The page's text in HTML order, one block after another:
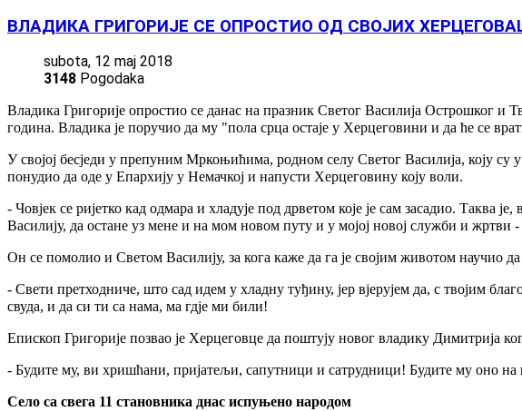
ВЛАДИКА ГРИГОРИЈЕ СЕ ОПРОСТИО ОД СВОЈИХ
subota, 12 maj 2018
3148 Pogodaka
Владика Григорије опростио се данас на празник Светог Василија Острошког и
година. Владика је поручио да му "пола срца остаје у Херцеговини и да ће се
У својој бесједи у препуним Мркоњићима, родном селу Светог Василија, коју
понудио да оде у Епархију у Немачкој и напусти Херцеговину коју воли.
- Човјек се ријетко кад одмара и хладује под дрветом које је сам засадио.
Василију, да остане уз мене и на мом новом путу и у мојој новој служби и жртви -
Он се помолио и Светом Василију, за кога каже да га је својим животом научио
- Свети претходниче, што сад идем у хладну туђину, јер вјерујем да, с твојим
свуда, и да си ти са нама, ма гдје ми били!
Епископ Григорије позвао је Херцеговце да поштују новог владику Димитрија
- Будите му, ви хришћани, пријатељи, сапутници и сатрудници! Будите му оно
Село са свега 11 становника днас испуњено народом